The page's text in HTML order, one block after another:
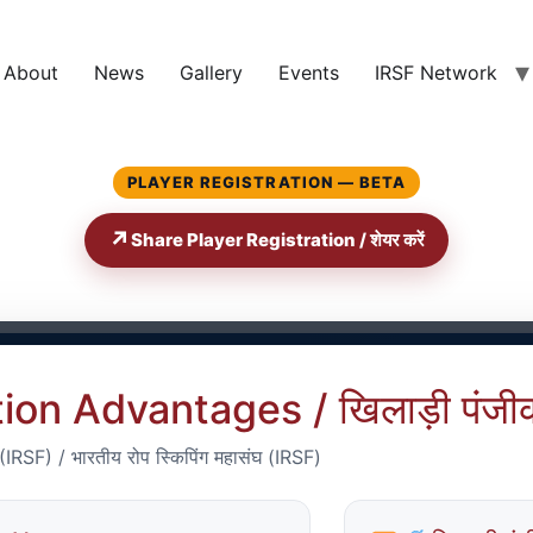
About News Gallery Events IRSF Network
PLAYER REGISTRATION — BETA
↗ Share Player Registration / शेयर करें
Advantages / खिलाड़ी
/ भारतीय रोप स्किपिंग महासंघ (IRSF)
/ खिलाड़ी
Skipping Federation (IRSF) / भारतीय रोप स्किपिंग महासंघ